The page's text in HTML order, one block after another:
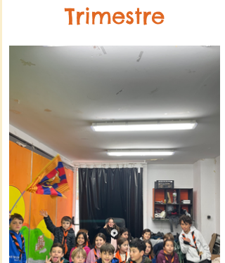
Trimestre